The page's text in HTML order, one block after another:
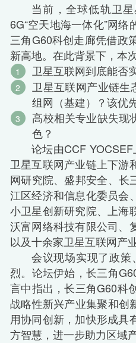
当前，全球低轨卫
6G“空天地海一体化”网
三角G60科创走廊凭借政
新高地。在此背景下，本
1 卫星互联网到底能否
2
卫星互联网产业链生
组网（基建）？该优
3
高校相关专业缺失现
色？
论坛由CCF
卫星互联网产业链上下游
网研究院、盛邦安全、长
江区经济和信息化委员会
小卫星创新研究院、上海
沃富网络科技有限公司、
以及十余家卫星互联网产
会议现场实现了政
烈。论坛伊始，长三角
言中指出，长三角G60科
战略性新兴产业集聚和创
用协同创新，加快形成具
方智慧，进一步助力区域